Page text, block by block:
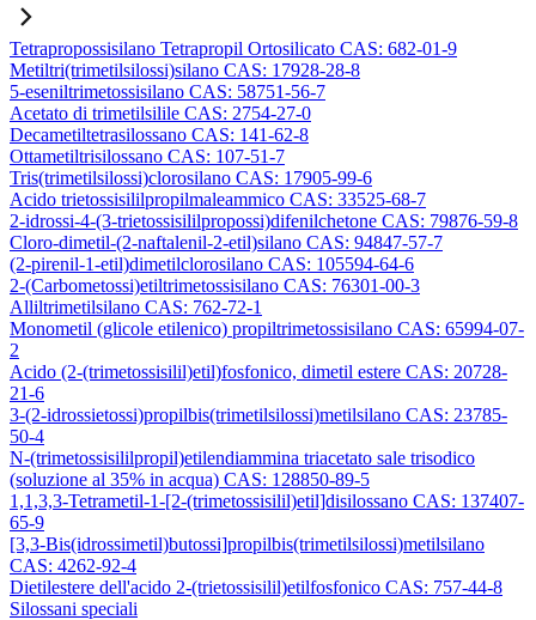
Tetrapropossisilano Tetrapropil Ortosilicato CAS: 682-01-9
Metiltri(trimetilsilossi)silano CAS: 17928-28-8
5-eseniltrimetossisilano CAS: 58751-56-7
Acetato di trimetilsilile CAS: 2754-27-0
Decametiltetrasilossano CAS: 141-62-8
Ottametiltrisilossano CAS: 107-51-7
Tris(trimetilsilossi)clorosilano CAS: 17905-99-6
Acido trietossisililpropilmaleammico CAS: 33525-68-7
2-idrossi-4-(3-trietossisililpropossi)difenilchetone CAS: 79876-59-8
Cloro-dimetil-(2-naftalenil-2-etil)silano CAS: 94847-57-7
(2-pirenil-1-etil)dimetilclorosilano CAS: 105594-64-6
2-(Carbometossi)etiltrimetossisilano CAS: 76301-00-3
Alliltrimetilsilano CAS: 762-72-1
Monometil (glicole etilenico) propiltrimetossisilano CAS: 65994-07-
2
Acido (2-(trimetossisilil)etil)fosfonico, dimetil estere CAS: 20728-
21-6
3-(2-idrossietossi)propilbis(trimetilsilossi)metilsilano CAS: 23785-
50-4
N-(trimetossisililpropil)etilendiammina triacetato sale trisodico
(soluzione al 35% in acqua) CAS: 128850-89-5
1,1,3,3-Tetrametil-1-[2-(trimetossisilil)etil]disilossano CAS: 137407-
65-9
[3,3-Bis(idrossimetil)butossi]propilbis(trimetilsilossi)metilsilano
CAS: 4262-92-4
Dietilestere dell'acido 2-(trietossisilil)etilfosfonico CAS: 757-44-8
Silossani speciali